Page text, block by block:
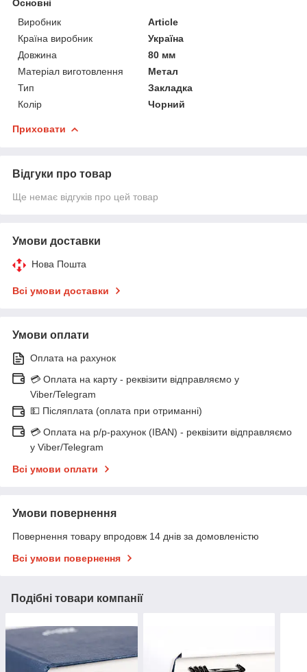
Основні
Виробник
Article
Країна виробник
Україна
Довжина
80 мм
Матеріал виготовлення
Метал
Тип
Закладка
Колір
Чорний
Приховати
Відгуки про товар
Ще немає відгуків про цей товар
Умови доставки
Нова Пошта
Всі умови доставки
Умови оплати
Оплата на рахунок
💳 Оплата на карту - реквізити відправляємо у
Viber/Telegram
💵 Післяплата (оплата при отриманні)
💳 Оплата на р/р-рахунок (IBAN) - реквізити відправляємо
у Viber/Telegram
Всі умови оплати
Умови повернення
Повернення товару впродовж 14 днів за домовленістю
Всі умови повернення
Подібні товари компанії